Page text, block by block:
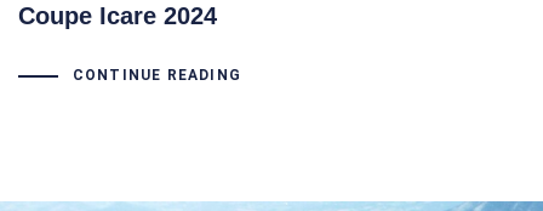
Coupe Icare 2024
CONTINUE READING